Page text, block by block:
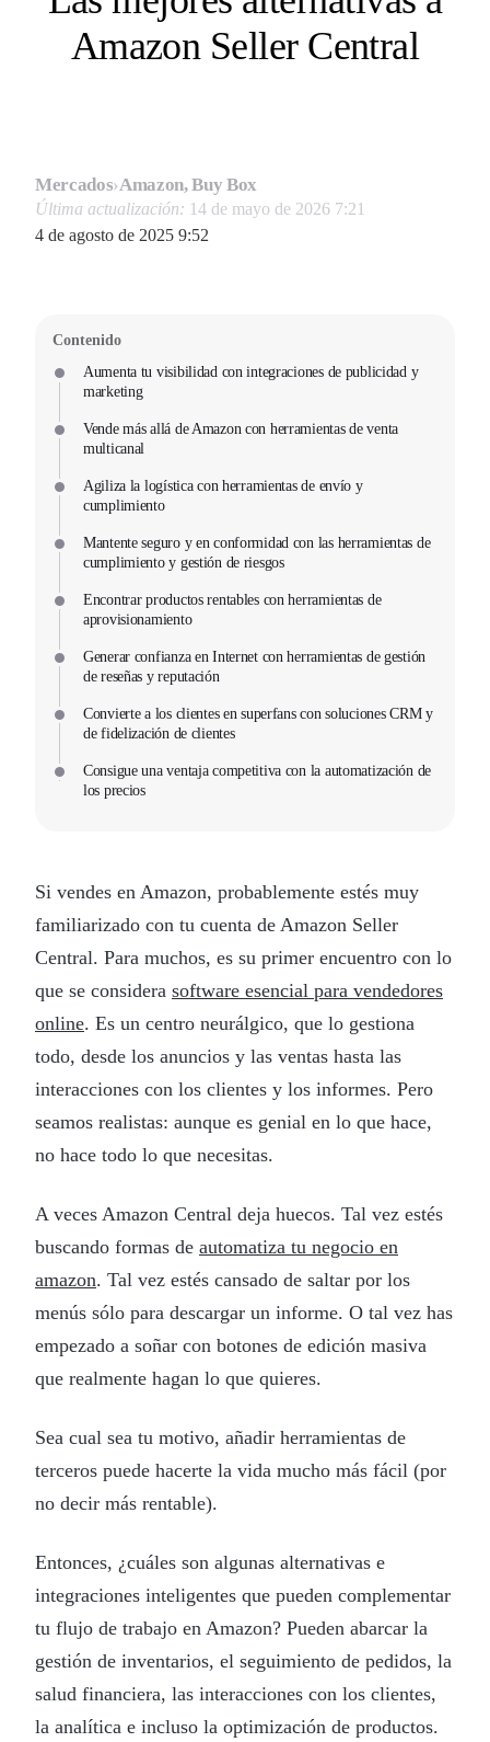
Amazon Seller Central
Mercados›Amazon, Buy Box
Última actualización: 14 de mayo de 2026 7:21
4 de agosto de 2025 9:52
Contenido
Aumenta tu visibilidad con integraciones de publicidad y
marketing
Vende más allá de Amazon con herramientas de venta
multicanal
Agiliza la logística con herramientas de envío y
cumplimiento
Mantente seguro y en conformidad con las herramientas de
cumplimiento y gestión de riesgos
Encontrar productos rentables con herramientas de
aprovisionamiento
Generar confianza en Internet con herramientas de gestión
de reseñas y reputación
Convierte a los clientes en superfans con soluciones CRM y
de fidelización de clientes
Consigue una ventaja competitiva con la automatización de
los precios
Si vendes en Amazon, probablemente estés muy
familiarizado con tu cuenta de Amazon Seller
Central. Para muchos, es su primer encuentro con lo
que se considera software esencial para vendedores
online. Es un centro neurálgico, que lo gestiona
todo, desde los anuncios y las ventas hasta las
interacciones con los clientes y los informes. Pero
seamos realistas: aunque es genial en lo que hace,
no hace todo lo que necesitas.
A veces Amazon Central deja huecos. Tal vez estés
buscando formas de automatiza tu negocio en
amazon. Tal vez estés cansado de saltar por los
menús sólo para descargar un informe. O tal vez has
empezado a soñar con botones de edición masiva
que realmente hagan lo que quieres.
Sea cual sea tu motivo, añadir herramientas de
terceros puede hacerte la vida mucho más fácil (por
no decir más rentable).
Entonces, ¿cuáles son algunas alternativas e
integraciones inteligentes que pueden complementar
tu flujo de trabajo en Amazon? Pueden abarcar la
gestión de inventarios, el seguimiento de pedidos, la
salud financiera, las interacciones con los clientes,
la analítica e incluso la optimización de productos.